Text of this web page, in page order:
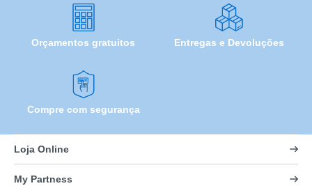
Orçamentos gratuitos Entregas e Devoluções
Compre com segurança
Loja Online
My Partness